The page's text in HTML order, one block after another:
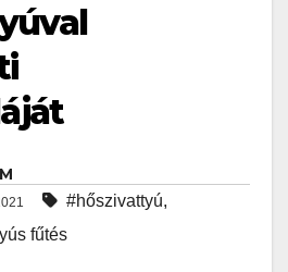
#hőszivattyú,
fűtés